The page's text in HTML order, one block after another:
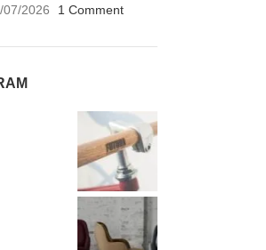
07/2026
1 Comment